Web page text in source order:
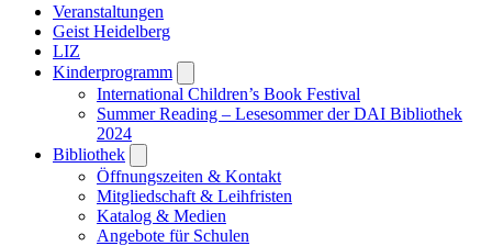
Veranstaltungen
Geist Heidelberg
LIZ
Kinderprogramm
submenu
International Children’s Book Festival
Summer Reading – Lesesommer der DAI Bibliothek
2024
Bibliothek
submenu
Öffnungszeiten & Kontakt
Mitgliedschaft & Leihfristen
Katalog & Medien
Angebote für Schulen